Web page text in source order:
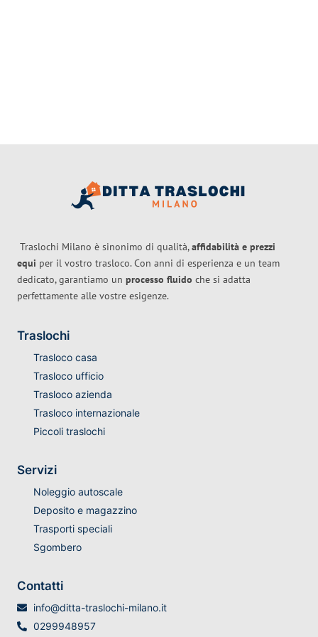
Traslochi Milano è sinonimo di qualità,affidabilità e prezzi
equi per il vostro trasloco. Con anni di esperienza e un team
dedicato, garantiamo un processo fluido che si adatta
perfettamente alle vostre esigenze.
Traslochi
Trasloco casa
Trasloco ufficio
Trasloco azienda
Trasloco internazionale
Piccoli traslochi
Servizi
Noleggio autoscale
Deposito e magazzino
Trasporti speciali
Sgombero
Contatti
info@ditta-traslochi-milano.it
0299948957